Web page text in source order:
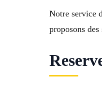
Notre service
proposons